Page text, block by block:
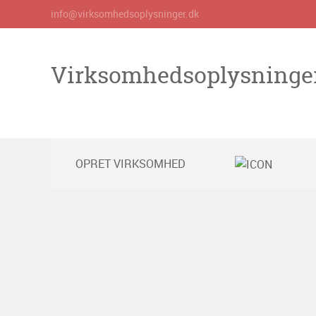
info@virksomhedsoplysninger.dk
OPRET VIRKSOMHED